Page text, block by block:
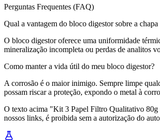
Perguntas Frequentes (FAQ)
Qual a vantagem do bloco digestor sobre a chapa
O bloco digestor oferece uma uniformidade
mineralização incompleta ou perdas de analitos
Como manter a vida útil do meu bloco digestor?
A corrosão é o maior inimigo. Sempre limpe
possam riscar a proteção, expondo o metal à
O texto acima "Kit 3 Papel Filtro Qualitativo 80g
nossos links, é proibida sem a autorização do